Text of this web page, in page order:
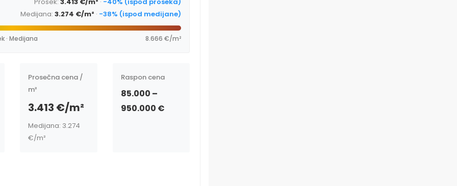
Prosek: 3.413 €/m² · -40% (ispod proseka)
Medijana: 3.274 €/m² · -38% (ispod medijane)
· Medijana 8.666 €/m²
Prosečna cena /
m²
3.413 €/m²
Medijana: 3.274
€/m²
Raspon cena
85.000 –
950.000 €